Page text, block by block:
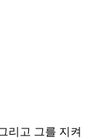
리고 그를 지켜